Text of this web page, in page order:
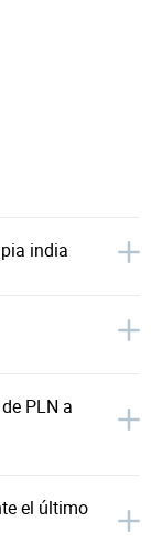
india
PLN a
el último